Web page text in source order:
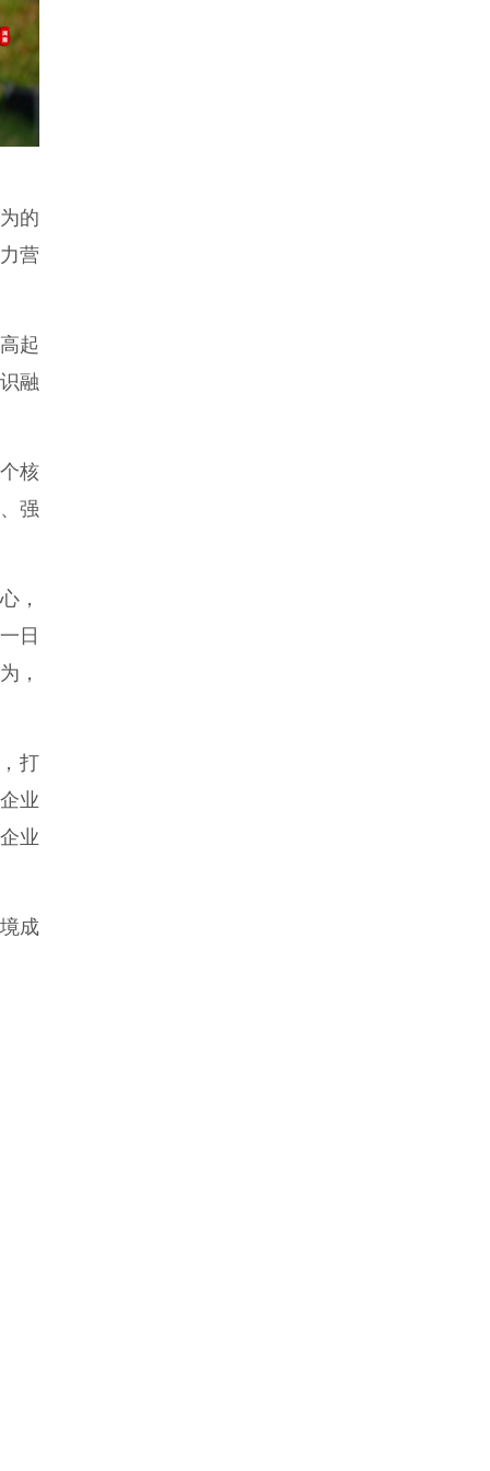
的
营
起
融
核
强
，
日
，
打
业
业
成